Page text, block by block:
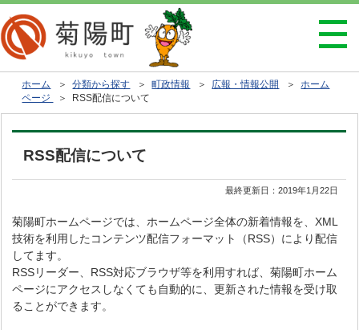
ホーム ＞分類から探す ＞町政情報 ＞ 広報・情報公開 ＞ホーム
ページ
＞ RSS配信について
RSS配信について
最終更新日：2019年1月22日
菊陽町ホームページでは、ホームページ全体の新着情報を、XML
技術を利用したコンテンツ配信フォーマット（RSS）により配信
してます。
RSSリーダー、RSS対応ブラウザ等を利用すれば、菊陽町ホーム
ページにアクセスしなくても自動的に、更新された情報を受け取
ることができます。